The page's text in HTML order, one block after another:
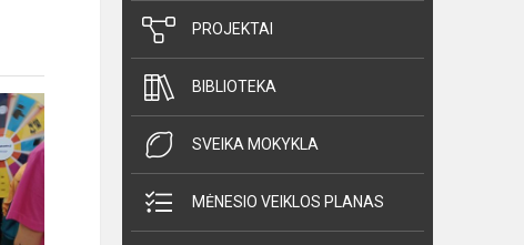
PROJEKTAI
BIBLIOTEKA
SVEIKA MOKYKLA
MĖNESIO VEIKLOS PLANAS